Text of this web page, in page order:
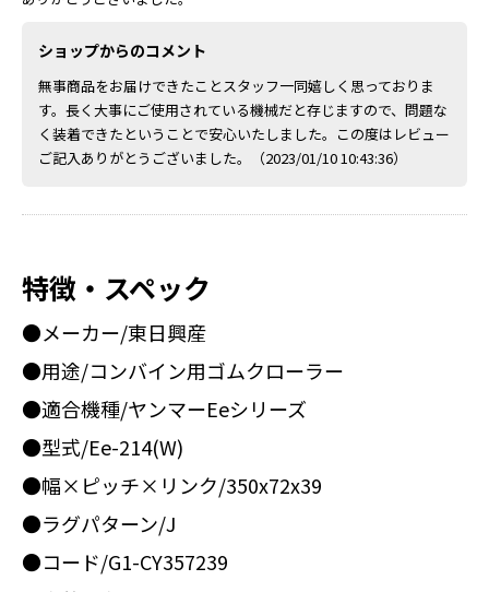
ショップからのコメント
無事商品をお届けできたことスタッフ一同嬉しく思っておりま
す。長く大事にご使用されている機械だと存じますので、問題な
く装着できたということで安心いたしました。この度はレビュー
ご記入ありがとうございました。（2023/01/10 10:43:36）
特徴・スペック
●メーカー/東日興産
●用途/コンバイン用ゴムクローラー
●適合機種/ヤンマーEeシリーズ
●型式/Ee-214(W)
●幅×ピッチ×リンク/350x72x39
●ラグパターン/J
●コード/G1-CY357239